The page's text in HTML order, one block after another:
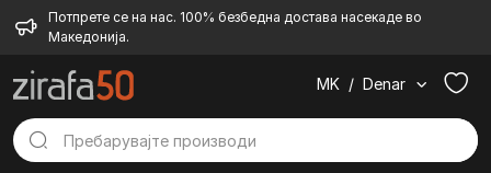
Потпрете се на нас. 100% безбедна достава насекаде во
Македонија.
MK / Denar